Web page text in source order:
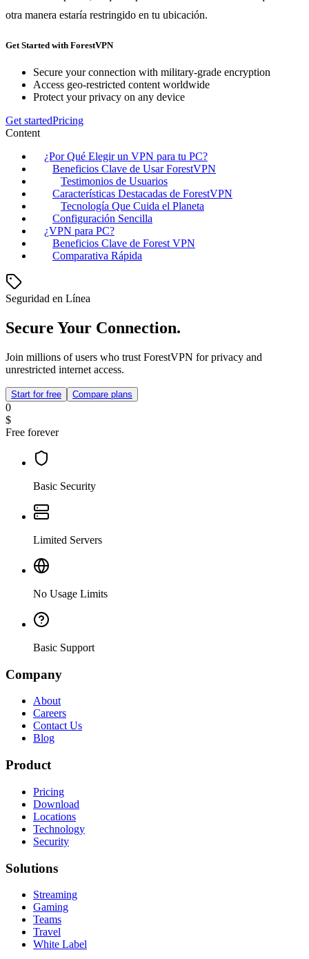
otra manera estaría restringido en tu ubicación.
Get Started with ForestVPN
Secure your connection with military-grade encryption
Access geo-restricted content worldwide
Protect your privacy on any device
Get startedPricing
Content
¿Por Qué Elegir un VPN para tu PC?
Beneficios Clave de Usar ForestVPN
Testimonios de Usuarios
Características Destacadas de ForestVPN
Tecnología Que Cuida el Planeta
Configuración Sencilla
¿VPN para PC?
Beneficios Clave de Forest VPN
Comparativa Rápida
Seguridad en Línea
Secure Your Connection.
Join millions of users who trust ForestVPN for privacy and
unrestricted internet access.
Start for free Compare plans
0
$
Free forever
Basic Security
Limited Servers
No Usage Limits
Basic Support
Company
About
Careers
Contact Us
Blog
Product
Pricing
Download
Locations
Technology
Security
Solutions
Streaming
Gaming
Teams
Travel
White Label